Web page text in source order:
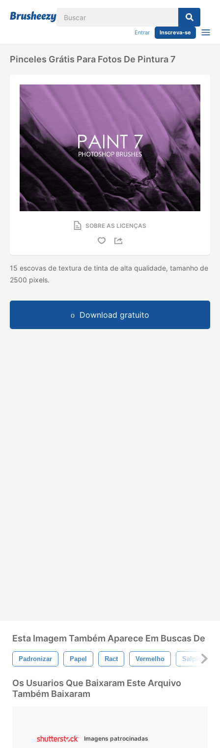
Entrar Inscreva-se
Pinceles Grátis Para Fotos De Pintura 7
SOBRE AS LICENÇAS
15 escovas de textura de tinta de alta qualidade, tamanho de
2500 pixels.
Download gratuito
Esta Imagem Também Aparece Em Buscas De
Padronizar Papel Ract Vermelho Salpico
Os Usuarios Que Baixaram Este Arquivo
Também Baixaram
Imagens patrocinadas